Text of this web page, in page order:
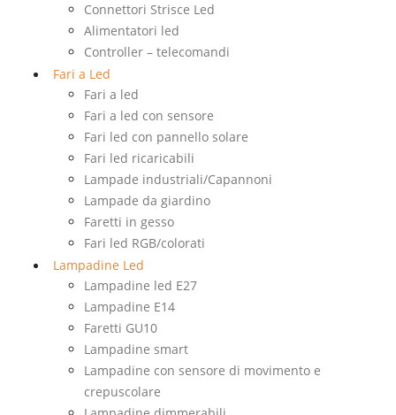
Connettori Strisce Led
Alimentatori led
Controller – telecomandi
Fari a Led
Fari a led
Fari a led con sensore
Fari led con pannello solare
Fari led ricaricabili
Lampade industriali/Capannoni
Lampade da giardino
Faretti in gesso
Fari led RGB/colorati
Lampadine Led
Lampadine led E27
Lampadine E14
Faretti GU10
Lampadine smart
Lampadine con sensore di movimento e
crepuscolare